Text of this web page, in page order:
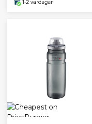
1-2 vardagar